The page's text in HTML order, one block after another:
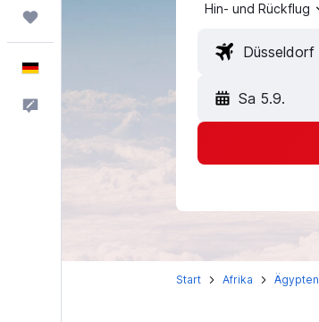
Hin- und Rückflug
Sa 5.9.
Start Afrika Ägypten